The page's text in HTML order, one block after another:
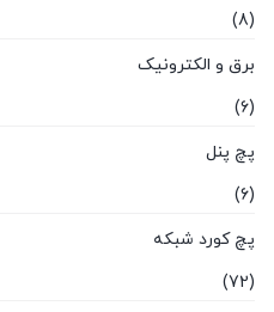
(8)
برق و الکترونیک
(6)
پچ پنل
(6)
پچ کورد شبکه
(72)